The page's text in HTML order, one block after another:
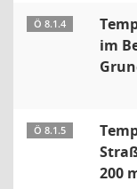
Ö 8.1.4
im
Ö 8.1.5
200